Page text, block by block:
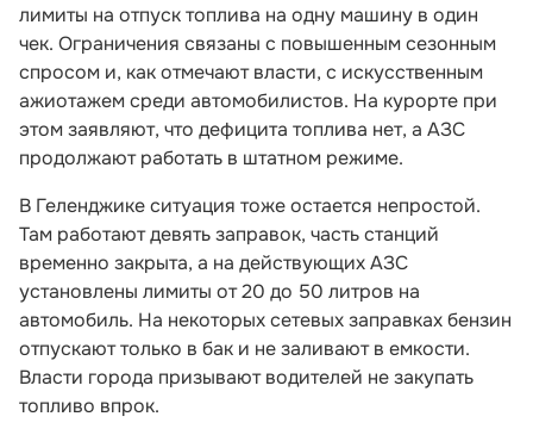
лимиты на отпуск топлива на одну машину в один
чек. Ограничения связаны с повышенным сезонным
спросом и, как отмечают власти, с искусственным
ажиотажем среди автомобилистов. На курорте при
этом заявляют, что дефицита топлива нет, а АЗС
продолжают работать в штатном режиме.
В Геленджике ситуация тоже остается непростой.
Там работают девять заправок, часть станций
временно закрыта, а на действующих АЗС
установлены лимиты от 20 до 50 литров на
автомобиль. На некоторых сетевых заправках бензин
отпускают только в бак и не заливают в емкости.
Власти города призывают водителей не закупать
топливо впрок.